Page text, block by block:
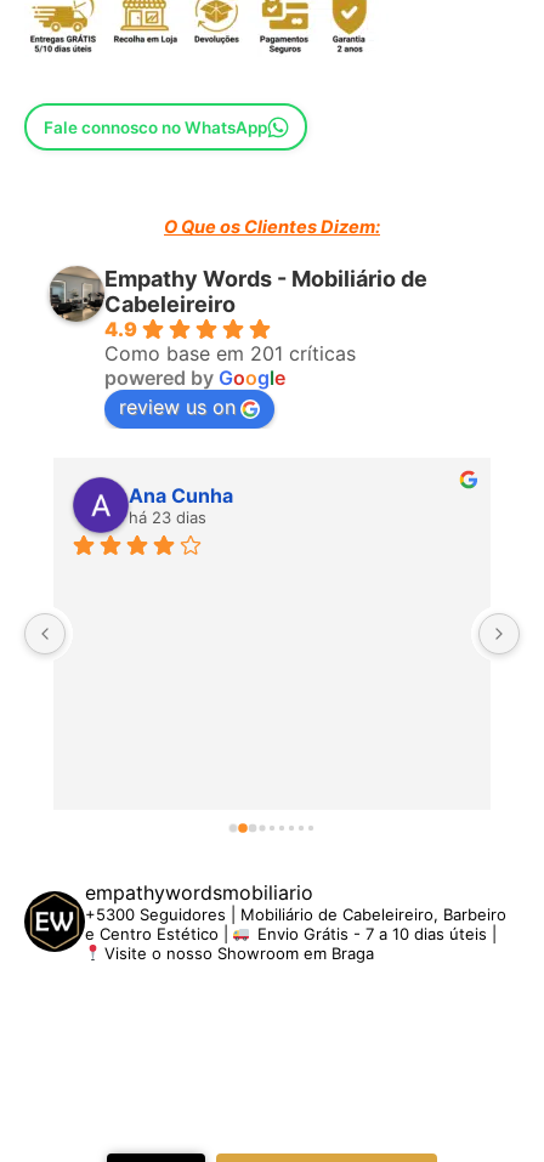
Fale connosco no WhatsApp
O Que os Clientes Dizem:
Empathy Words - Mobiliário de
Cabeleireiro
4.9
Como base em 201 críticas
powered by Google
review us on
Ana Cunha
há 23 dias
empathywordsmobiliario
+5300 Seguidores | Mobiliário de Cabeleireiro, Barbeiro
e Centro Estético |
Envio Grátis - 7 a 10 dias úteis |
Visite o nosso Showroom em Braga